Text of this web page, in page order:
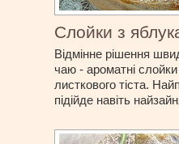
Слойки з
Відмінне рішення
чаю - ароматні
листкового тіста.
підійде навіть